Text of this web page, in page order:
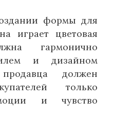
формы для
играет цветовая
гармонично
и дизайном
должен
только
и чувство